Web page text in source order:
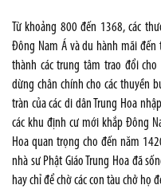
Từ khoảng 800 đến 1368, các
Đông Nam Á và du hành mãi đến
thành các trung tâm trao đổi cho
dừng chân chính cho các thuyền
tràn của các di dân Trung Hoa
các khu định cư mới khắp Đông
Hoa quan trọng cho đến năm
nhà sư Phật Giáo Trung Hoa đã
hay chỉ để chờ các con tàu chở họ